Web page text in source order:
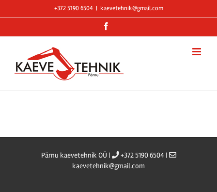
to
+372 5190 6504 | kaevetehnik@gmail.com
Pärnu kaevetehnik OÜ |
+372 5190 6504 |
kaevetehnik@gmail.com